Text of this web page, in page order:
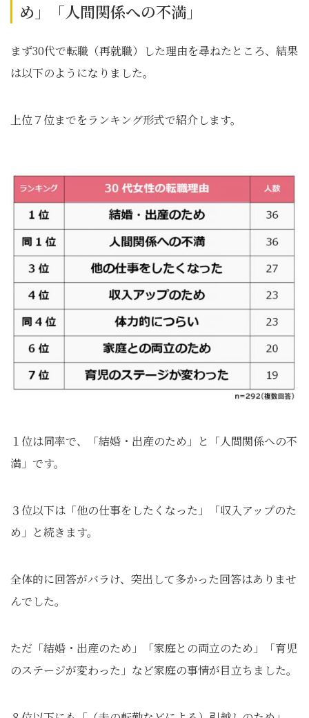
め」「人間関係への不満」
まず30代で転職（再就職）した理由を尋ねたところ、結果
は以下のようになりました。
上位７位までをランキング形式で紹介します。
１位は同率で、「結婚・出産のため」と「人間関係への不
満」です。
３位以下は「他の仕事をしたくなった」「収入アップのた
め」と続きます。
全体的に回答がバラけ、突出して多かった回答はありませ
んでした。
ただ「結婚・出産のため」「家庭との両立のため」「育児
のステージが変わった」など家庭の事情が目立ちました。